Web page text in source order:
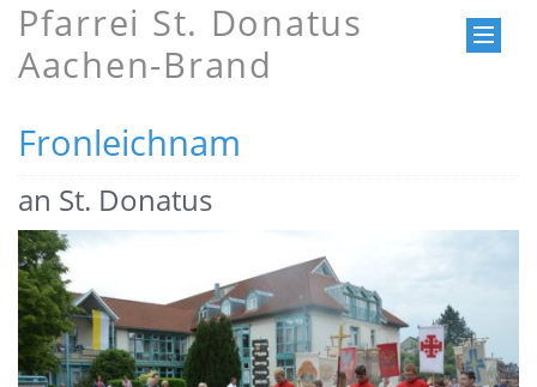
Pfarrei St. Donatus
Aachen-Brand
Fronleichnam
an St. Donatus